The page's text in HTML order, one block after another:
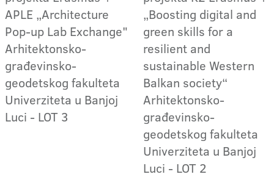
APLE „Architecture
Pop-up Lab Exchange"
Arhitektonsko-
građevinsko-
geodetskog fakulteta
Univerziteta u Banjoj
Luci - LOT 3
„Boosting digital and
green skills for a
resilient and
sustainable Western
Balkan society“
Arhitektonsko-
građevinsko-
geodetskog fakulteta
Univerziteta u Banjoj
Luci - LOT 2